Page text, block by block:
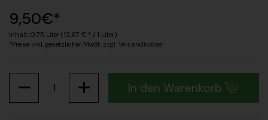
Regulärer Preis
9,50€*
Inhalt: 0.75 Liter (12,67 € * / 1 Liter)
*Preise inkl. gesetzlicher MwSt. zzgl. Versandkosten
In den Warenkorb